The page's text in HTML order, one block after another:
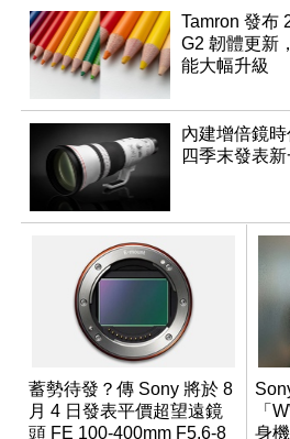
Tamron 發布
G2 韌體更新
能大幅升級
內建增倍鏡
四季末發表
蓄勢待發？傳 Sony 將於 8
月 4 日發表平價超望遠鏡
頭 FE 100-400mm F5.6-8
「
身